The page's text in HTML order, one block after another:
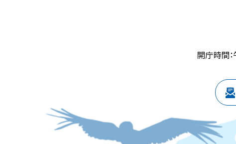
開庁時間